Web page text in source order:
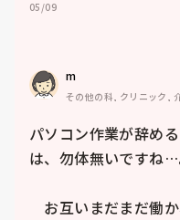
05/09
m
その他の科, クリニック,
パソコン作業が辞め
は、勿体無いですね…
お互いまだまだ働か